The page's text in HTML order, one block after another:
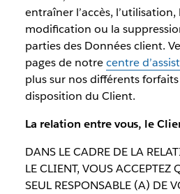
entraîner l’accès,
modification ou la
parties des Données client.
pages de notrecentre
plus sur nos différents
disposition du Client.
La relation entre vous, le
DANS LE CADRE DE LA
LE CLIENT, VOUS ACCEPTEZ
SEUL RESPONSABLE (A) DE